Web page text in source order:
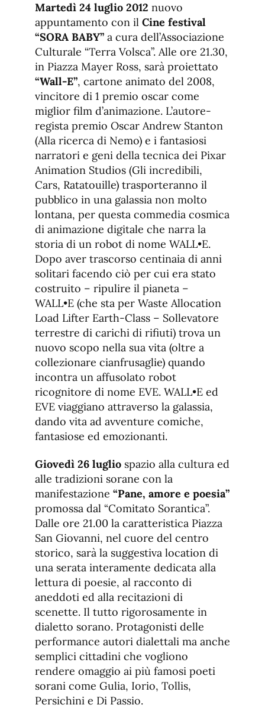
Martedì 24 luglio 2012 nuovo
appuntamento con il Cine festival
“SORA BABY” a cura dell’Associazione
Culturale “Terra Volsca”. Alle ore 21.30,
in Piazza Mayer Ross, sarà proiettato
“Wall-E”, cartone animato del 2008,
vincitore di 1 premio oscar come
miglior film d’animazione. L’autore-
regista premio Oscar Andrew Stanton
(Alla ricerca di Nemo) e i fantasiosi
narratori e geni della tecnica dei Pixar
Animation Studios (Gli incredibili,
Cars, Ratatouille) trasporteranno il
pubblico in una galassia non molto
lontana, per questa commedia cosmica
di animazione digitale che narra la
storia di un robot di nome WALL•E.
Dopo aver trascorso centinaia di anni
solitari facendo ciò per cui era stato
costruito – ripulire il pianeta –
WALL•E (che sta per Waste Allocation
Load Lifter Earth-Class – Sollevatore
terrestre di carichi di rifiuti) trova un
nuovo scopo nella sua vita (oltre a
collezionare cianfrusaglie) quando
incontra un affusolato robot
ricognitore di nome EVE. WALL•E ed
EVE viaggiano attraverso la galassia,
dando vita ad avventure comiche,
fantasiose ed emozionanti.
Giovedì 26 luglio spazio alla cultura ed
alle tradizioni sorane con la
manifestazione “Pane, amore e poesia”
promossa dal “Comitato Sorantica”.
Dalle ore 21.00 la caratteristica Piazza
San Giovanni, nel cuore del centro
storico, sarà la suggestiva location di
una serata interamente dedicata alla
lettura di poesie, al racconto di
aneddoti ed alla recitazioni di
scenette. Il tutto rigorosamente in
dialetto sorano. Protagonisti delle
performance autori dialettali ma anche
semplici cittadini che vogliono
rendere omaggio ai più famosi poeti
sorani come Gulia, Iorio, Tollis,
Persichini e Di Passio.